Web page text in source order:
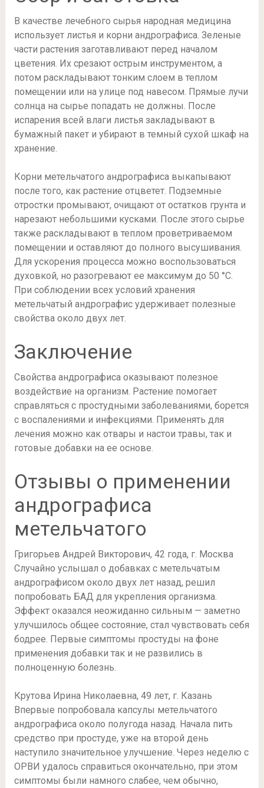
В качестве лечебного сырья народная медицина
использует листья и корни андрографиса. Зеленые
части растения заготавливают перед началом
цветения. Их срезают острым инструментом, а
потом раскладывают тонким слоем в теплом
помещении или на улице под навесом. Прямые лучи
солнца на сырье попадать не должны. После
испарения всей влаги листья закладывают в
бумажный пакет и убирают в темный сухой шкаф на
хранение.
Корни метельчатого андрографиса выкапывают
после того, как растение отцветет. Подземные
отростки промывают, очищают от остатков грунта и
нарезают небольшими кусками. После этого сырье
также раскладывают в теплом проветриваемом
помещении и оставляют до полного высушивания.
Для ускорения процесса можно воспользоваться
духовкой, но разогревают ее максимум до 50 °С.
При соблюдении всех условий хранения
метельчатый андрографис удерживает полезные
свойства около двух лет.
Заключение
Свойства андрографиса оказывают полезное
воздействие на организм. Растение помогает
справляться с простудными заболеваниями, борется
с воспалениями и инфекциями. Применять для
лечения можно как отвары и настои травы, так и
готовые добавки на ее основе.
Отзывы о применении
андрографиса
метельчатого
Григорьев Андрей Викторович, 42 года, г. Москва
Случайно услышал о добавках с метельчатым
андрографисом около двух лет назад, решил
попробовать БАД для укрепления организма.
Эффект оказался неожиданно сильным — заметно
улучшилось общее состояние, стал чувствовать себя
бодрее. Первые симптомы простуды на фоне
применения добавки так и не развились в
полноценную болезнь.
Крутова Ирина Николаевна, 49 лет, г. Казань
Впервые попробовала капсулы метельчатого
андрографиса около полугода назад. Начала пить
средство при простуде, уже на второй день
наступило значительное улучшение. Через неделю с
ОРВИ удалось справиться окончательно, при этом
симптомы были намного слабее, чем обычно,